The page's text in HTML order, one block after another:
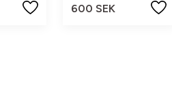
600 SEK